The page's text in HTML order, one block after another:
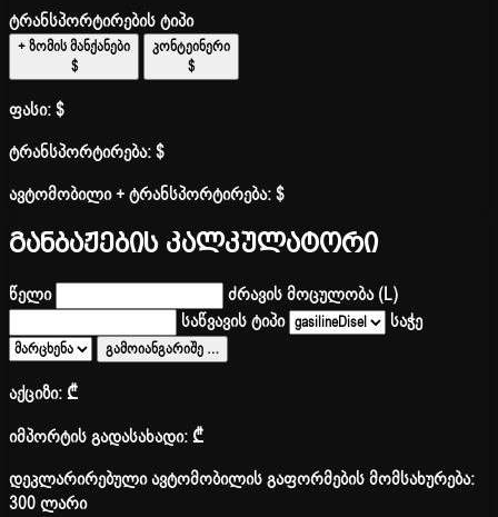
ტრანსპორტირების ტიპი
+ ზომის მანქანები
$
კონტეინერი
$
ფასი:$
ტრანსპორტირება:$
ავტომობილი + ტრანსპორტირება:$
განბაჟების კალკულატორი
წელი
ძრავის მოცულობა (L)
საწვავის ტიპი
საჭე
გამოიანგარიშე …
აქციზი:₾
იმპორტის გადასახადი:₾
დეკლარირებული ავტომობილის გაფორმების მომსახურება:
300 ლარი